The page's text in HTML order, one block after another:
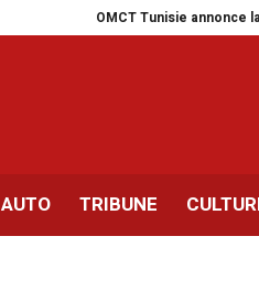
OMCT Tunisie annonce la
AUTO TRIBUNE